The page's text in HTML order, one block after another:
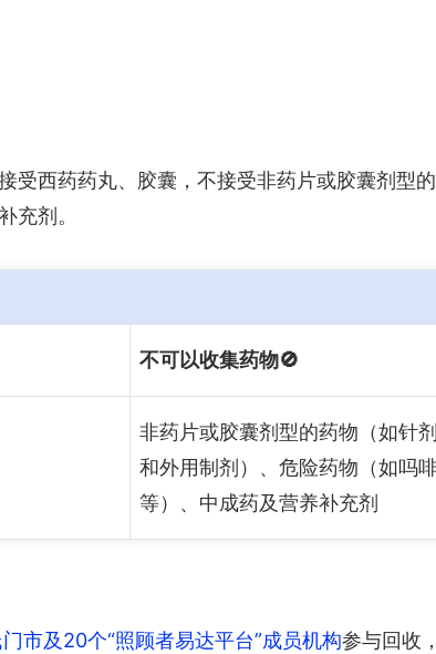
西药药丸、胶囊，不接受非药片或胶囊剂型
充剂。
不可以收集药物🚫
非药片或胶囊剂型的药物（如针
和外用制剂）、危险药物（如吗
等）、中成药及营养补充剂
市及20个“照顾者易达平台”成员机构参与回收